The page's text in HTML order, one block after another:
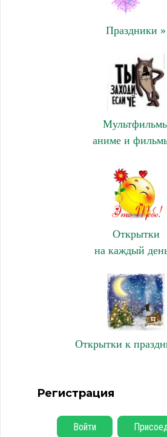
Праздники »
аниме и
Открытки
на каждый
Открытки к
Регистрация
Войти